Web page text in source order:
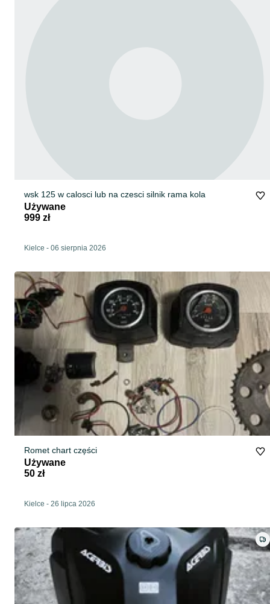
wsk 125 w calosci lub na czesci silnik rama kola
Używane
999 zł
Kielce - 06 sierpnia 2026
Romet chart części
Używane
50 zł
Kielce - 26 lipca 2026